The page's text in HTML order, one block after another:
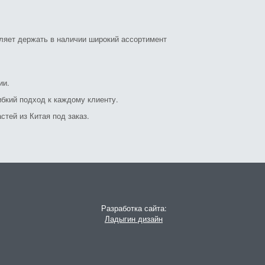
держать в наличии широкий ассортимент
подход к каждому клиенту.
из Китая под заказ.
Разработка сайта:
Ладыгин дизайн